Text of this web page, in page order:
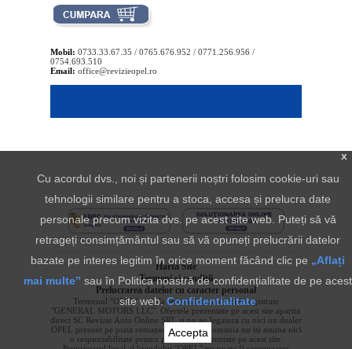
Mobil: 0733.33.67.35 / 0765.676.952 / 0771.256.956 /
0754.693.510
Email: office@revizieopel.ro
Harta Site
Termeni si conditii
Prelucrarea datelor cu caracter personal
Termenul "OPEL" si sigla aferenta sunt marci inregistrate
"GENERAL MOTORS LLC". Ofertele prezentate pe acest site apartin
direct SC Revizie Auto Online SRL si nu au legatura cu nici un dealer
OPEL prezent pe piata romaneasca. OPEL Romania nu isi asuma nici
o responsabilitate pentru produsele prezentate pe acest site.
x
Cu acordul dvs., noi și partenerii noștri folosim cookie-uri sau
tehnologii similare pentru a stoca, accesa și prelucra date
personale precum vizita dvs. pe acest site web. Puteți să vă
retrageți consimțământul sau să vă opuneți prelucrării datelor
bazate pe interes legitim în orice moment făcând clic pe „Aflați
mai multe” sau în Politica noastră de confidențialitate de pe acest
site web.Confidentialitate
Accepta